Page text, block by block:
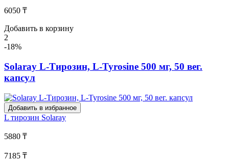
6050 ₸
Добавить в корзину
2
-18%
Solaray L-Тирозин, L-Tyrosine 500 мг, 50 вег.
капсул
Добавить в избранное
L тирозин Solaray
5880 ₸
7185 ₸